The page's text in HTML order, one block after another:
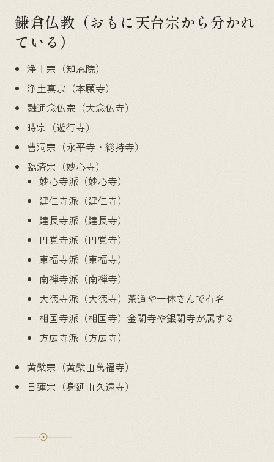
鎌倉仏教（おもに天台宗から分かれ
ている）
浄土宗（知恩院）
浄土真宗（本願寺）
融通念仏宗（大念仏寺）
時宗（遊行寺）
曹洞宗（永平寺・総持寺）
臨済宗（妙心寺）
妙心寺派（妙心寺）
建仁寺派（建仁寺）
建長寺派（建長寺）
円覚寺派（円覚寺）
東福寺派（東福寺）
南禅寺派（南禅寺）
大徳寺派（大徳寺）茶道や一休さんで有名
相国寺派（相国寺）金閣寺や銀閣寺が属する
方広寺派（方広寺）
黄檗宗（黄檗山萬福寺）
日蓮宗（身延山久遠寺）